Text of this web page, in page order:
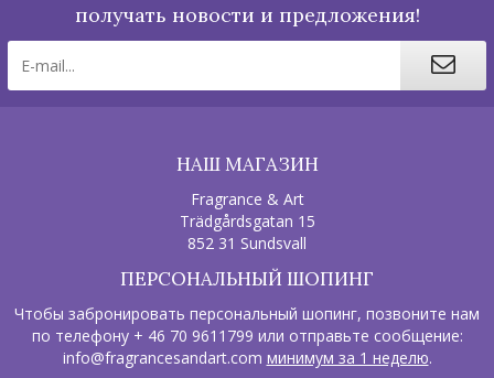
получать новости и предложения!
НАШ МАГАЗИН
Fragrance & Art
Trädgårdsgatan 15
852 31 Sundsvall
ПЕРСОНАЛЬНЫЙ ШОПИНГ
Чтобы забронировать персональный шопинг, позвоните нам
по телефону + 46 70 9611799 или отправьте сообщение:
info@fragrancesandart.com минимум за 1 неделю.